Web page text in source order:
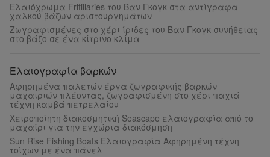
Ελαιόχρωμα Fritillaries του Βαν Γκογκ στα αντίγραφα
χαλκού βάζων αριστουργημάτων
Ζωγραφισμένες στο χέρι ίριδες του Βαν Γκογκ συνήθειας
στο βάζο σε ένα κίτρινο κλίμα
Ελαιογραφία βαρκών
Αφηρημένα παλετών έργα ζωγραφικής βαρκών
μαχαιριών πλέοντας, ζωγραφισμένη στο χέρι παχιά
τέχνη καμβά πετρελαίου
Χειροποίητη διακοσμητική Seascape ελαιογραφία από το
μαχαίρι για την εγχώρια διακόσμηση
Sun Rise Fishing Boats Ελαιογραφία Αφηρημένη τέχνη
τοίχων με ένα πάνελ